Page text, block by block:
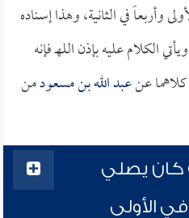
وأربعاً في الثانية، وهذا إسناده
الكلام عليه بإذن اللهـ فإنه
كلاهما عنعبد الله بن مسعودمن
كان يصلي
الأولى